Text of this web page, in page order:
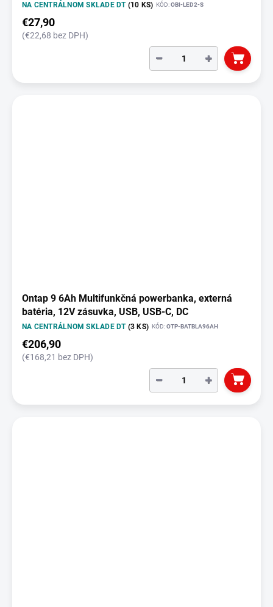
NA CENTRÁLNOM SKLADE DT (10 KS) KÓD:OBI-LED2-S
€27,90
(€22,68 bez DPH)
+
−
Ontap 9 6Ah Multifunkčná powerbanka, externá
batéria, 12V zásuvka, USB, USB-C, DC
NA CENTRÁLNOM SKLADE DT (3 KS) KÓD:OTP-BATBLA96AH
€206,90
(€168,21 bez DPH)
+
−